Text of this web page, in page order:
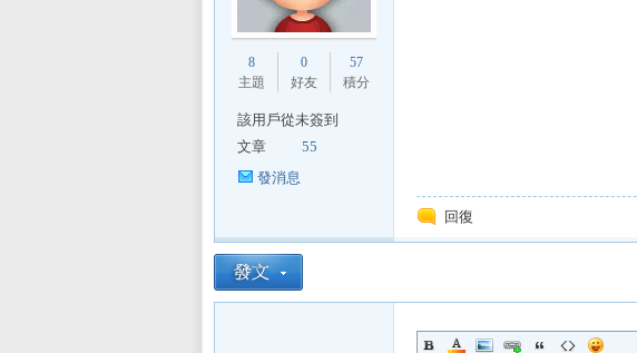
8
主題
0
好友
57
積分
該用戶從未簽到
文章
55
發消息
回復